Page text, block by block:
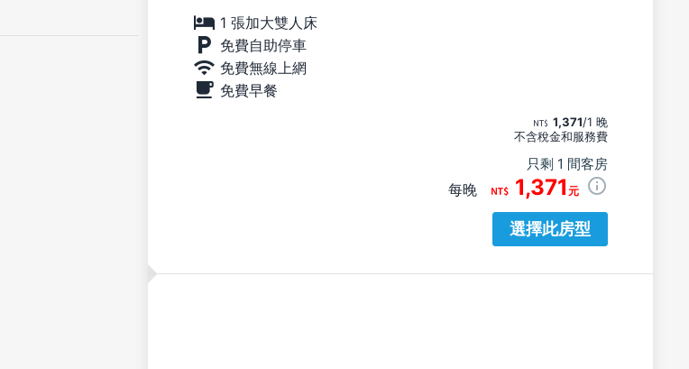
1 張加大雙人床
免費自助停車
免費無線上網
免費早餐
1,371/1 晚
不含稅金和服務費
只剩 1 間客房
每晚 1,371 元
選擇此房型